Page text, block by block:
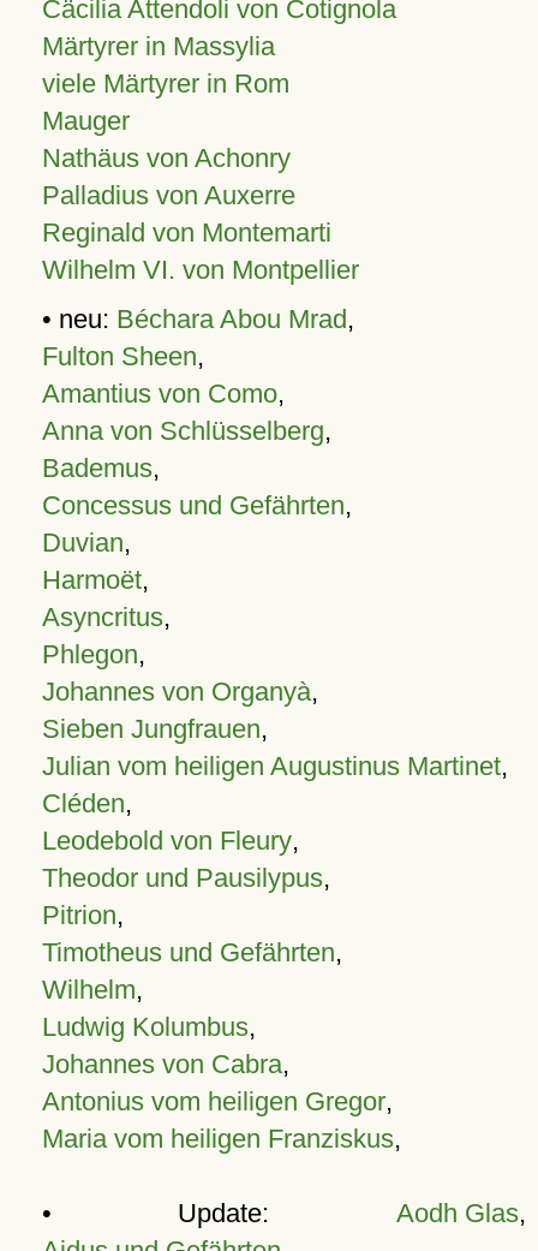
Cäcilia Attendoli von Cotignola
Märtyrer in Massylia
viele Märtyrer in Rom
Mauger
Nathäus von Achonry
Palladius von Auxerre
Reginald von Montemarti
Wilhelm VI. von Montpellier
• neu: Béchara Abou Mrad,
Fulton Sheen,
Amantius von Como,
Anna von Schlüsselberg,
Bademus,
Concessus und Gefährten,
Duvian,
Harmoët,
Asyncritus,
Phlegon,
Johannes von Organyà,
Sieben Jungfrauen,
Julian vom heiligen Augustinus Martinet,
Cléden,
Leodebold von Fleury,
Theodor und Pausilypus,
Pitrion,
Timotheus und Gefährten,
Wilhelm,
Ludwig Kolumbus,
Johannes von Cabra,
Antonius vom heiligen Gregor,
Maria vom heiligen Franziskus,
• Update: Aodh Glas,